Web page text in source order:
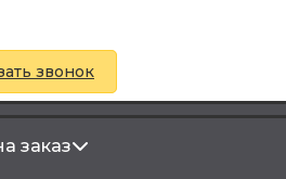
звонок
заказ